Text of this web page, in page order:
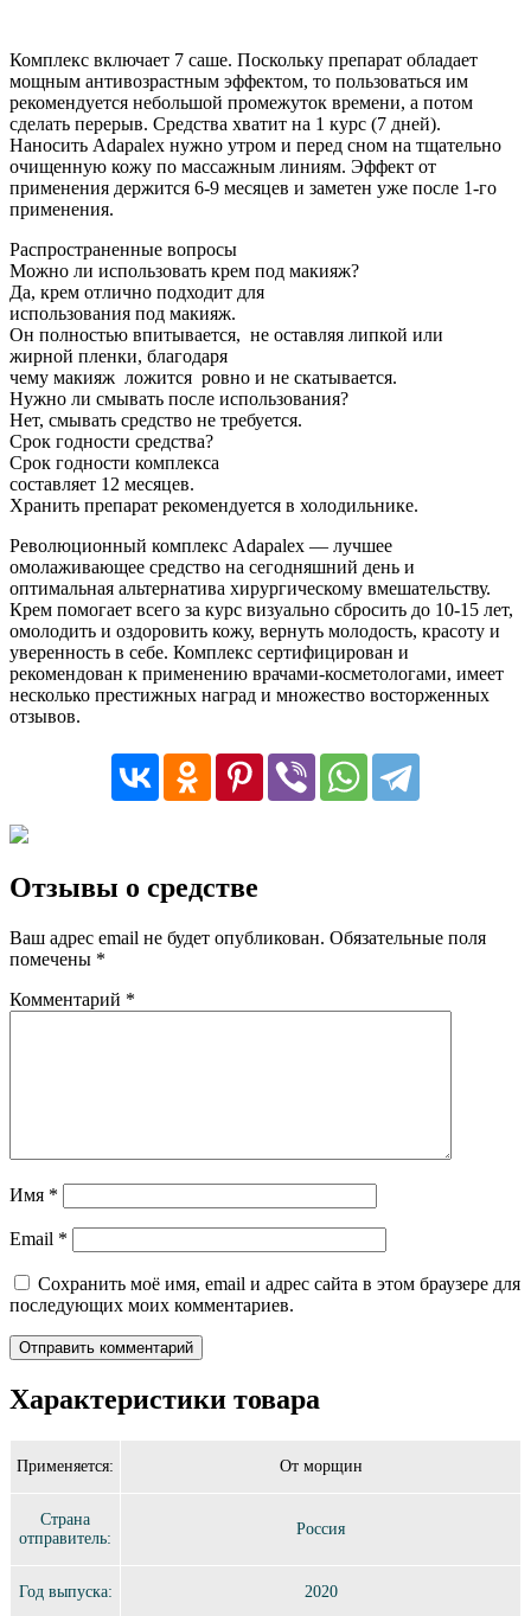
Комплекс включает 7 саше. Поскольку препарат обладает
мощным антивозрастным эффектом, то пользоваться им
рекомендуется небольшой промежуток времени, а потом
сделать перерыв. Средства хватит на 1 курс (7 дней).
Наносить Adapalex нужно утром и перед сном на тщательно
очищенную кожу по массажным линиям. Эффект от
применения держится 6-9 месяцев и заметен уже после 1-го
применения.
Распространенные вопросы
Можно ли использовать крем под макияж?
Да, крем отлично подходит для
использования под макияж.
Он полностью впитывается, не оставляя липкой или
жирной пленки, благодаря
чему макияж ложится ровно и не скатывается.
Нужно ли смывать после использования?
Нет, смывать средство не требуется.
Срок годности средства?
Срок годности комплекса
составляет 12 месяцев.
Хранить препарат рекомендуется в холодильнике.
Революционный комплекс Adapalex — лучшее
омолаживающее средство на сегодняшний день и
оптимальная альтернатива хирургическому вмешательству.
Крем помогает всего за курс визуально сбросить до 10-15 лет,
омолодить и оздоровить кожу, вернуть молодость, красоту и
уверенность в себе. Комплекс сертифицирован и
рекомендован к применению врачами-косметологами, имеет
несколько престижных наград и множество восторженных
отзывов.
Отзывы о средстве
Ваш адрес email не будет опубликован. Обязательные поля
помечены *
Комментарий *
Имя *
Email *
Сохранить моё имя, email и адрес сайта в этом браузере для
последующих моих комментариев.
Характеристики товара
Применяется: От морщин
Страна
отправитель:
Россия
Год выпуска: 2020